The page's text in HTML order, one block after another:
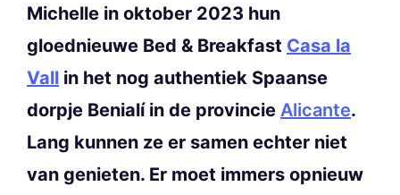
Michelle in oktober 2023 hun
gloednieuwe Bed & Breakfast Casa la
Vall in het nog authentiek Spaanse
dorpje Benialí in de provincie Alicante.
Lang kunnen ze er samen echter niet
van genieten. Er moet immers opnieuw